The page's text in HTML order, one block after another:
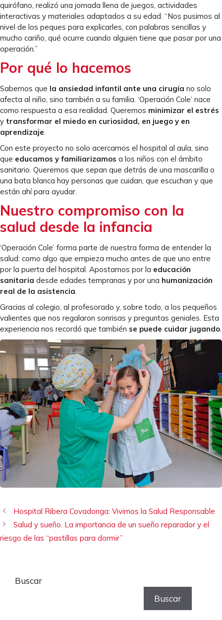
quirófano, realizó una jornada llena de juegos, actividades
interactivas y materiales adaptados a su edad. “Nos pusimos al
nivel de los peques para explicarles, con palabras sencillas y
mucho cariño, qué ocurre cuando alguien tiene que pasar por una
operación.”
Por qué lo hacemos
Sabemos que la ansiedad infantil ante una cirugía no solo
afecta al niño, sino también a su familia. ‘Operación Cole’ nace
como respuesta a esa realidad. Queremos minimizar el estrés
y transformar el miedo en curiosidad, en juego y en
aprendizaje.
Con este proyecto no solo acercamos el hospital al aula, sino
que educamos y familiarizamos a los niños con el ámbito
sanitario. Queremos que sepan que detrás de una mascarilla o
una bata blanca hay personas que cuidan, que escuchan y que
están ahí para ayudar.
Nuestro compromiso con la
salud desde la infancia
‘Operación Cole’ forma parte de nuestra forma de entender la
salud: como algo que empieza mucho antes de que uno entre
por la puerta del hospital. Apostamos por la educación
sanitaria desde edades tempranas y por una humanización
real de la asistencia.
Gracias al colegio, al profesorado y, sobre todo, a los pequeños
valientes que nos regalaron sonrisas y preguntas geniales. Esta
experiencia nos recordó que también se puede cuidar jugando.
Hospital Ribera Covadonga: Vivimos la Salud Responsable
Salud y sueño. La importancia de un sueño reparador y el
riesgo de las “pastillas para dormir”
Buscar
Buscar